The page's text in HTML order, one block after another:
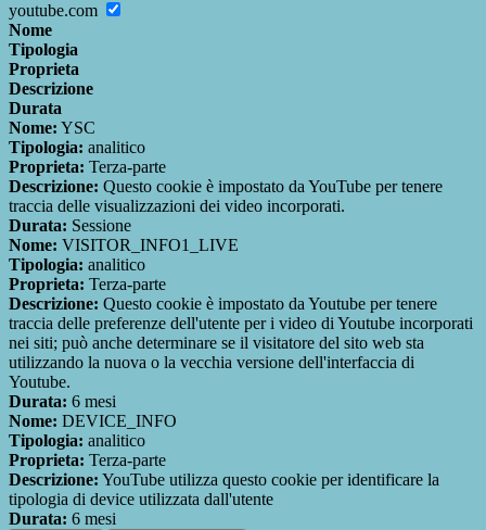
youtube.com
Nome
Tipologia
Proprieta
Descrizione
Durata
Nome: YSC
Tipologia: analitico
Proprieta: Terza-parte
Descrizione: Questo cookie è impostato da YouTube per tenere
traccia delle visualizzazioni dei video incorporati.
Durata: Sessione
Nome: VISITOR_INFO1_LIVE
Tipologia: analitico
Proprieta: Terza-parte
Descrizione: Questo cookie è impostato da Youtube per tenere
traccia delle preferenze dell'utente per i video di Youtube incorporati
nei siti; può anche determinare se il visitatore del sito web sta
utilizzando la nuova o la vecchia versione dell'interfaccia di
Youtube.
Durata: 6 mesi
Nome: DEVICE_INFO
Tipologia: analitico
Proprieta: Terza-parte
Descrizione: YouTube utilizza questo cookie per identificare la
tipologia di device utilizzata dall'utente
Durata: 6 mesi